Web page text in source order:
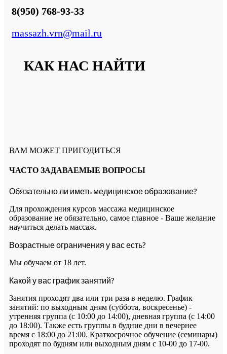
8(950) 768-93-33
massazh.vrn@mail.ru
КАК НАС НАЙТИ
ВАМ МОЖЕТ ПРИГОДИТЬСЯ
ЧАСТО ЗАДАВАЕМЫЕ ВОПРОСЫ
Обязательно ли иметь медицинское образование?
Для прохождения курсов массажа медицинское
образование не обязательно, самое главное - Ваше желание
научиться делать массаж.
Возрастные ограничения у вас есть?
Мы обучаем от 18 лет.
Какой у вас график занятий?
Занятия проходят два или три раза в неделю. График
занятий: по выходным дням (суббота, воскресенье) -
утренняя группа (с 10:00 до 14:00), дневная группа (с 14:00
до 18:00). Также есть группы в будние дни в вечернее
время с 18:00 до 21:00. Краткосрочное обучение (семинары)
проходят по будням или выходным дням с 10-00 до 17-00.